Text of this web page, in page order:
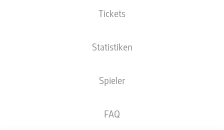
Tickets
Statistiken
Spieler
FAQ